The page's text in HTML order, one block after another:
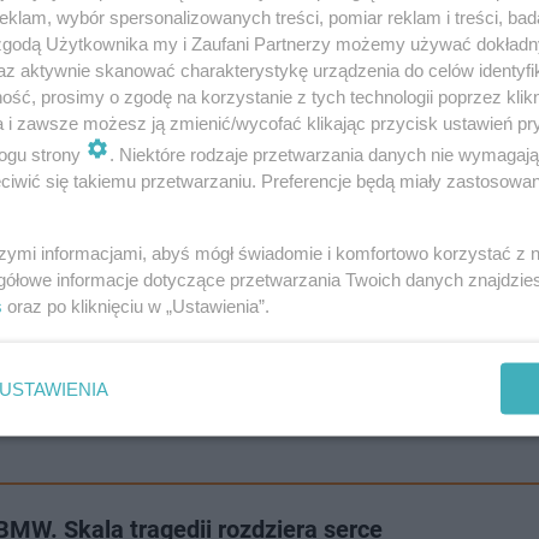
KARY, BO LECZYŁA LUDZI ZA
W., 47-letnia Dorota Z. oraz 12-letnia Julka S. Za
osobą, która przeżyła. Badania wykazały, że był
pierwszej pomocy trafił do szpitala w Sztumie.
ustaleń do tragedii mogła doprowadzić utrata
śledczy zaznaczają, że na ostateczne wnioski jest
Skala tragedii rozdziera serce
wybór spersonalizowanych treści, pomiar reklam i treści,
Użytkownika my i Zaufani Partnerzy możemy używać
aktywnie skanować charakterystykę urządzenia do celów
prosimy o zgodę na korzystanie z tych technologii poprzez
i zawsze możesz ją zmienić/wycofać klikając przycisk ustawień
strony
. Niektóre rodzaje przetwarzania danych nie
się takiemu przetwarzaniu. Preferencje będą miały
informacjami, abyś mógł świadomie i komfortowo korzystać z
informacje dotyczące przetwarzania Twoich danych
oraz po kliknięciu w „Ustawienia”.
USTAWIENIA